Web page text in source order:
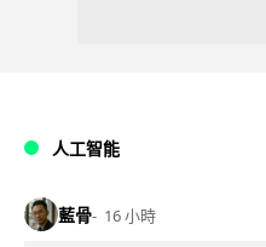
人工智能
藍骨 16 小時